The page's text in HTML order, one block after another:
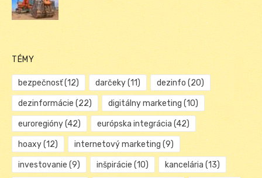
TÉMY
bezpečnosť(12) darčeky(11) dezinfo (20)
dezinformácie (22) digitálny marketing (10)
euroregióny(42) európska integrácia (42)
hoaxy(12) internetový marketing (9)
investovanie (9) inšpirácie (10) kancelária (13)